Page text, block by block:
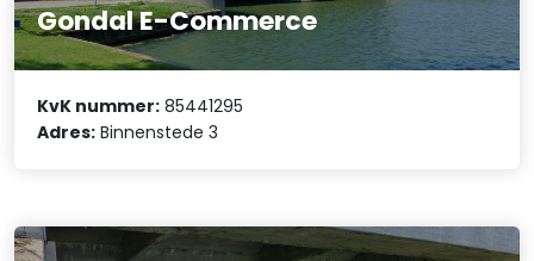
Gondal E-Commerce
KvK nummer: 85441295
Adres: Binnenstede 3